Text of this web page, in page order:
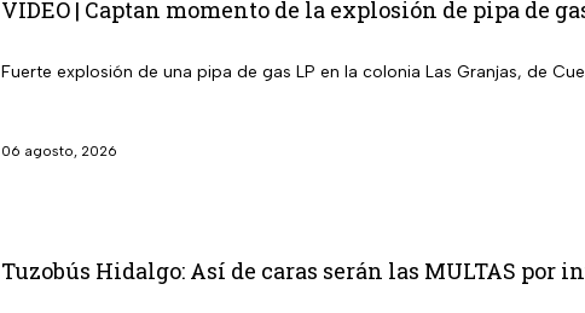
VIDEO | Captan momento de la explosión de pipa de
Fuerte explosión de una pipa de gas LP en la colonia Las Granjas, de
06 agosto, 2026
Tuzobús Hidalgo: Así de caras serán las MULTAS